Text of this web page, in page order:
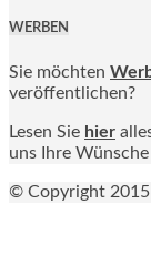
WERBEN
Sie möchten
veröffentlichen?
Lesen Sie hier
uns Ihre Wünsche
© Copyright 2015